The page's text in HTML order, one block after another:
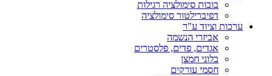
בובות סימולציה רגילות
דפיברילטור סימולציה
ערכות וציוד ע"ר
אביזרי הנשמה
אגדים, פדים, פלסטרים
בלוני חמצן
חסמי עורקים